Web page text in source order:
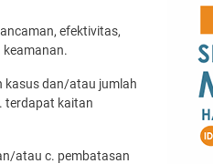
efektivitas,
keamanan.
kasus dan/atau jumlah
terdapat kaitan
atau c. pembatasan